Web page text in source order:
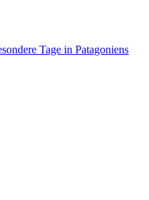
Tage in Patagoniens